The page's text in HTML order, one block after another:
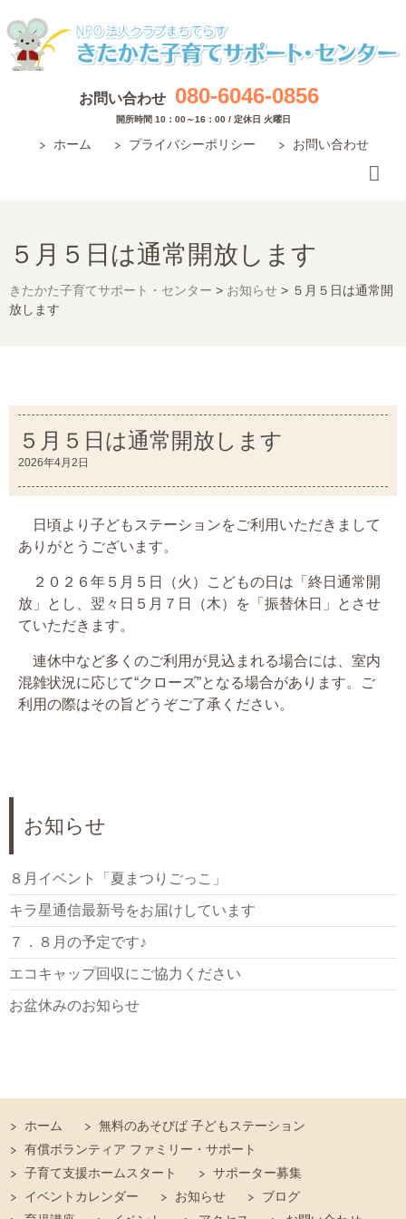
お問い合わせ 080-6046-0856
開所時間 10：00～16：00 / 定休日 火曜日
ホーム プライバシーポリシー お問い合わせ
５月５日は通常開放します
きたかた子育てサポート・センター > お知らせ > ５月５日は通常開
放します
５月５日は通常開放します
2026年4月2日
日頃より子どもステーションをご利用いただきまして
ありがとうございます。
２０２６年５月５日（火）こどもの日は「終日通常開
放」とし、翌々日５月７日（木）を「振替休日」とさせ
ていただきます。
連休中など多くのご利用が見込まれる場合には、室内
混雑状況に応じて“クローズ”となる場合があります。ご
利用の際はその旨どうぞご了承ください。
お知らせ
８月イベント「夏まつりごっこ」
キラ星通信最新号をお届けしています
７．８月の予定です♪
エコキャップ回収にご協力ください
お盆休みのお知らせ
ホーム
無料のあそびば 子どもステーション
有償ボランティア ファミリー・サポート
子育て支援ホームスタート
サポーター募集
イベントカレンダー
お知らせ
ブログ